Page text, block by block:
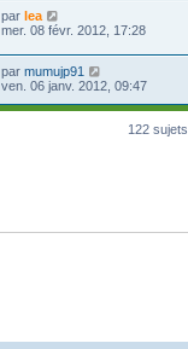
par lea
mer. 08 févr. 2012, 17:28
par mumujp91
ven. 06 janv. 2012, 09:47
122 sujets